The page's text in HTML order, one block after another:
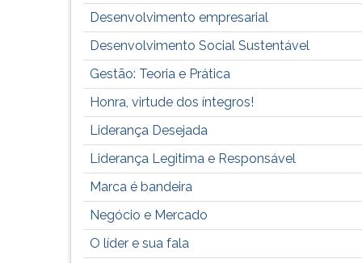
Desenvolvimento empresarial
Desenvolvimento Social Sustentável
Gestão: Teoria e Prática
Honra, virtude dos íntegros!
Liderança Desejada
Liderança Legitima e Responsável
Marca é bandeira
Negócio e Mercado
O líder e sua fala